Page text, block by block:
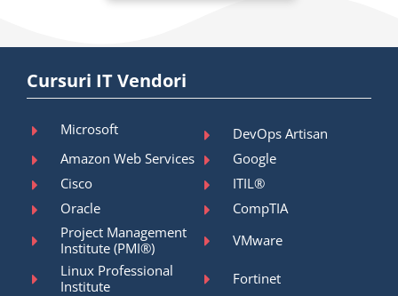
Cursuri IT Vendori
Microsoft
DevOps Artisan
Amazon Web Services
Google
Cisco
ITIL®
Oracle
CompTIA
Project Management
Institute (PMI®)
VMware
Linux Professional
Institute
Fortinet